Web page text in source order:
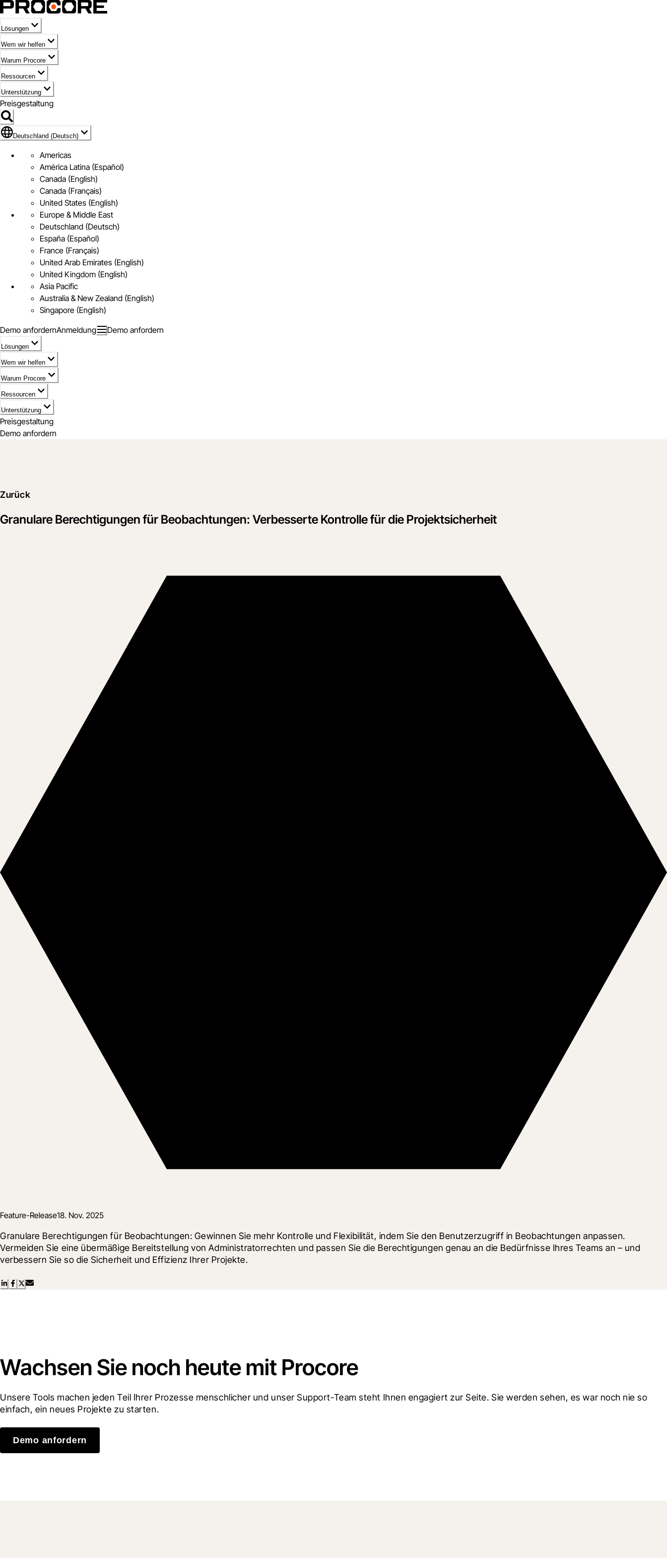
Lösungen
Wem wir helfen
Warum Procore
Ressourcen
Unterstützung
Preisgestaltung
Markieren des Symbols für Deutschland (Deutsch)
Deutschland (Deutsch)
Americas
América Latina (Español)
Canada (English)
Canada (Français)
United States (English)
Europe & Middle East
Deutschland (Deutsch)
España (Español)
France (Français)
United Arab Emirates (English)
United Kingdom (English)
Asia Pacific
Australia & New Zealand (English)
Singapore (English)
Demo anfordernAnmeldung Demo anfordern
Lösungen
Wem wir helfen
Warum Procore
Ressourcen
Unterstützung
Preisgestaltung
Demo anfordern
Zurück
Granulare Berechtigungen für Beobachtungen: Verbesserte Kontrolle für die Projektsicherheit
Feature-Release18. Nov. 2025
Granulare Berechtigungen für Beobachtungen: Gewinnen Sie mehr Kontrolle und Flexibilität, indem Sie den Benutzerzugriff in Beobachtungen anpassen.
Vermeiden Sie eine übermäßige Bereitstellung von Administratorrechten und passen Sie die Berechtigungen genau an die Bedürfnisse Ihres Teams an – und
verbessern Sie so die Sicherheit und Effizienz Ihrer Projekte.
Wachsen Sie noch heute mit Procore
Unsere Tools machen jeden Teil Ihrer Prozesse menschlicher und unser Support-Team steht Ihnen engagiert zur Seite. Sie werden sehen, es war noch nie so
einfach, ein neues Projekte zu starten.
Demo anfordern